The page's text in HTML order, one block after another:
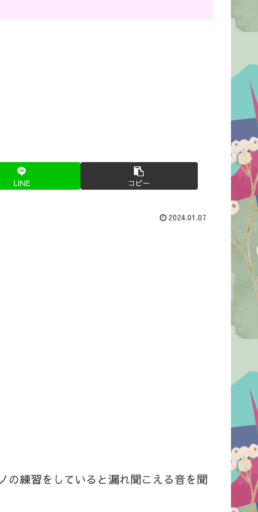
LINE コピー
2024.01.07
の練習をしていると漏れ聞こえる音を聞